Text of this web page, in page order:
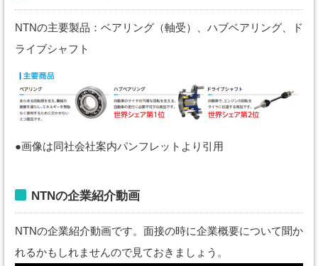
NTNの主要製品：ベアリング（軸受）、ハブベアリング、ド
ライブシャフト
●画像は同社会社案内パンフレットより引用
NTNの企業紹介動画
NTNの企業紹介動画です。面接の時に企業概要について聞か
れるかもしれませんので見ておきましょう。